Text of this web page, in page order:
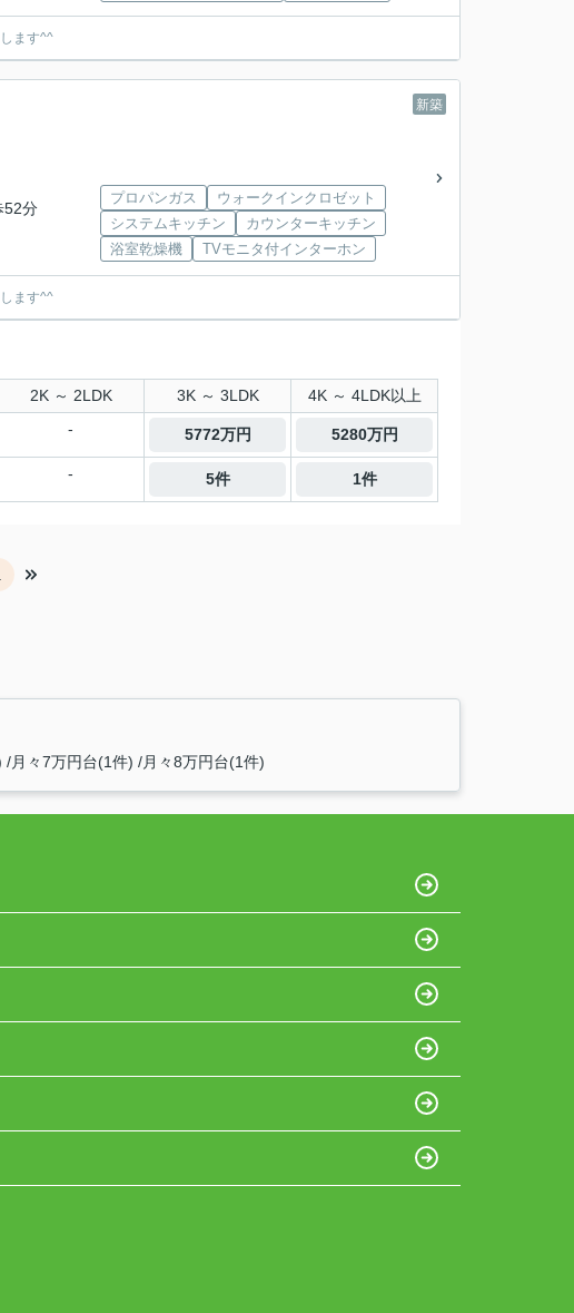
ます^^
新築
52分
プロパンガス
ウォークインクロゼット
システムキッチン
カウンターキッチン
浴室乾燥機
TVモニタ付インターホン
ます^^
2K ～ 2LDK 3K ～ 3LDK 4K ～ 4LDK以上
- 5772万円 5280万円
- 5件 1件
月々7万円台(1件) 月々8万円台(1件)